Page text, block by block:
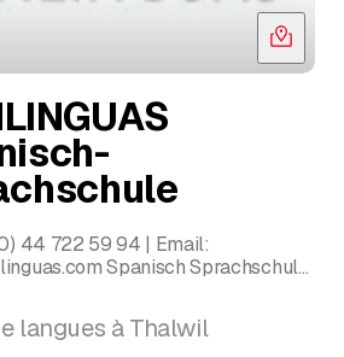
44 722 59 94 | Email:
Spanisch Sprachschule
langues à Thalwil